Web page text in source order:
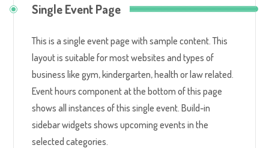
Single Event Page
This is a single event page with sample content. This
layout is suitable for most websites and types of
business like gym, kindergarten, health or law related.
Event hours component at the bottom of this page
shows all instances of this single event. Build-in
sidebar widgets shows upcoming events in the
selected categories.